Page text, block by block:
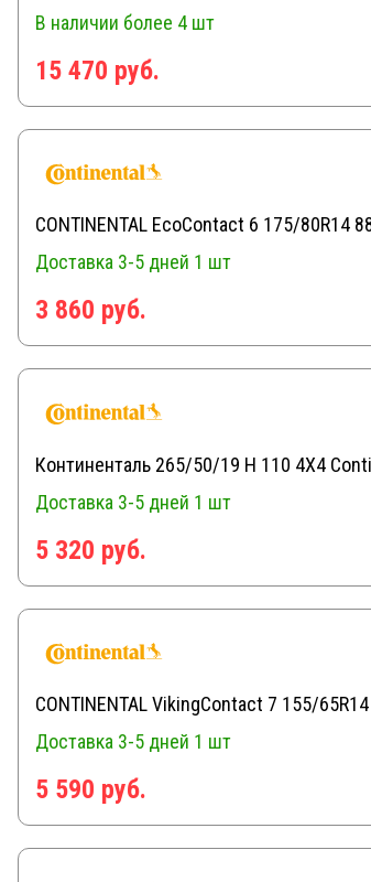
В наличии более 4 шт
15 470 руб.
CONTINENTAL EcoContact 6 175/80R14
Доставка 3-5 дней 1 шт
3 860 руб.
Континенталь 265/50/19 H 110 4X4
Доставка 3-5 дней 1 шт
5 320 руб.
CONTINENTAL VikingContact 7 155/
Доставка 3-5 дней 1 шт
5 590 руб.